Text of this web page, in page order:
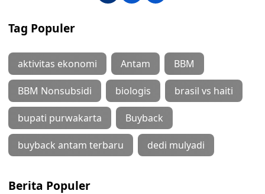
Tag Populer
aktivitas ekonomi Antam BBM
BBM Nonsubsidi biologis brasil vs haiti
bupati purwakarta Buyback
buyback antam terbaru dedi mulyadi
Berita Populer